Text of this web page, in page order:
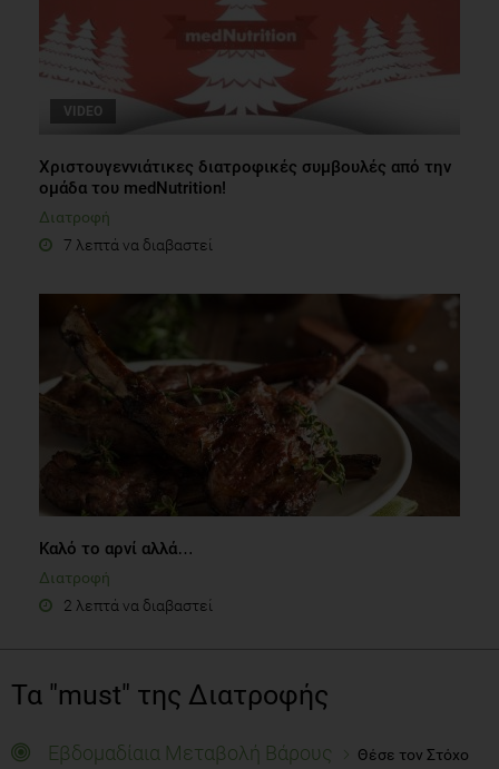
VIDEO
Χριστουγεννιάτικες διατροφικές συμβουλές από την
ομάδα του medNutrition!
Διατροφή
7 λεπτά να διαβαστεί
Καλό το αρνί αλλά…
Διατροφή
2 λεπτά να διαβαστεί
Τα "must" της Διατροφής
Εβδομαδίαια Μεταβολή Βάρους Θέσε τον Στόχο